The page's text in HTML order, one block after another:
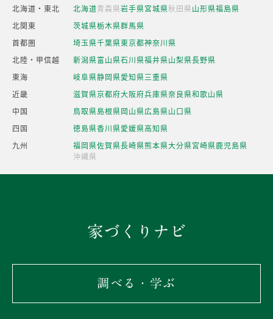
北海道・東北 北海道青森県岩手県宮城県秋田県山形県福島県
北関東
茨城県栃木県群馬県
首都圏
埼玉県千葉県東京都神奈川県
北陸・甲信越
新潟県富山県石川県福井県山梨県長野県
東海
岐阜県静岡県愛知県三重県
近畿
滋賀県京都府大阪府兵庫県奈良県和歌山県
中国
鳥取県島根県岡山県広島県山口県
四国
徳島県香川県愛媛県高知県
九州
福岡県佐賀県長崎県熊本県大分県宮崎県鹿児島県
沖縄県
家づくりナビ
調べる・学ぶ